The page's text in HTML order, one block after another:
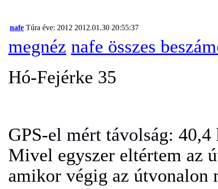
nafe Túra éve: 2012 2012.01.30 20:55:37
megnéz nafe összes
Hó-Fejérke 35
GPS-el mért távolság: 40,4
Mivel egyszer eltértem az
amikor végig az útvonalon